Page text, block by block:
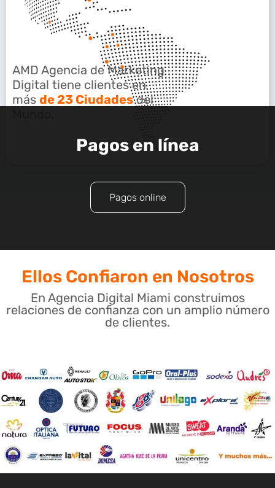
AMD Agencia de Marketing
Digital tiene clientes en
más de 23 Ciudadesdel
Pagos en línea
Pagos online
Ellos Confiaron en Nosotros
En Agencia Digital Miami construimos
relaciones de confianza con un amplio número
de clientes.